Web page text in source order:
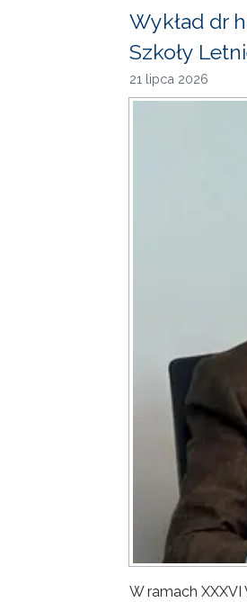
Wykład dr
Szkoły
21 lipca 2026
W ramach